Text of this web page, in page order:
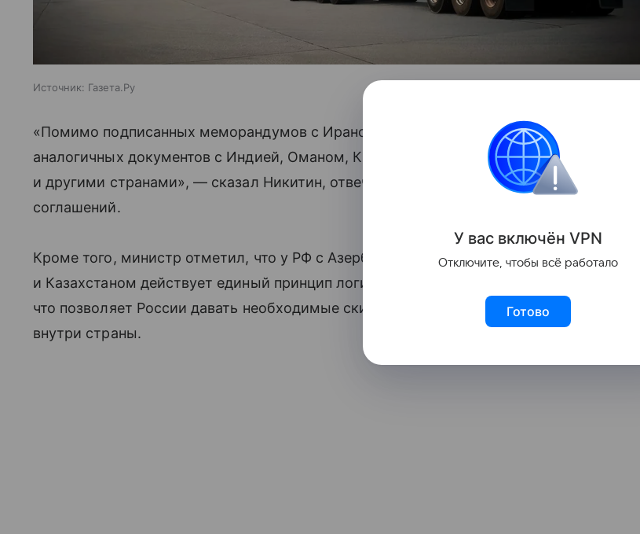
Источник: Газета.Ру
«Помимо подписанных меморандумов с Ираном и Бахрейном, идет подготовка
аналогичных документов с Индией, Оманом, Катаром, ОАЭ, Саудовской Аравией
и другими странами», — сказал Никитин, отвечая на вопрос о подписании
соглашений.
Кроме того, министр отметил, что у РФ с Азербайджаном, Туркменистаном
и Казахстаном действует единый принцип логистического
что позволяет России давать необходимые скидки для грузоперевозчиков не только
внутри страны.
У вас включён VPN
Отключите, чтобы всё работало
Готово